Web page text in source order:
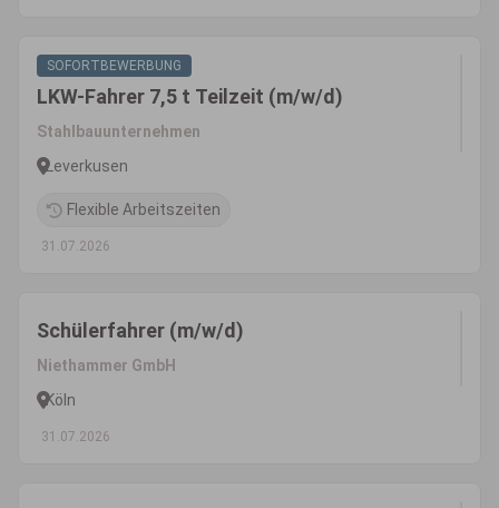
SOFORTBEWERBUNG
LKW-Fahrer 7,5 t Teilzeit (m/w/d)
Stahlbauunternehmen
Leverkusen
Flexible Arbeitszeiten
31.07.2026
Schülerfahrer (m/w/d)
Niethammer GmbH
Köln
31.07.2026